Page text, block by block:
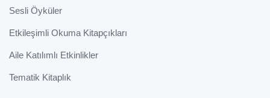
Sesli Öyküler
Etkileşimli Okuma Kitapçıkları
Aile Katılımlı Etkinlikler
Tematik Kitaplık